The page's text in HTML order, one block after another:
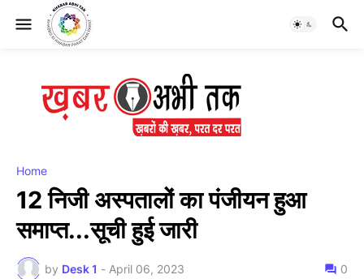
Home
12 निजी अस्पतालों का पंजीयन हुआ
समाप्त...सूची हुई जारी
by Desk 1 - April 06, 2023 0